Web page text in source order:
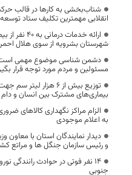
شتاب‌بخشی به کارها در قالب
انقلابی مهمترین تکلیف ستاد
ارائه خدمات
شهرستان بشرویه از سوی هلال احمر
دشمن شناسی موضوع مهمی است
مسئولین و مردم مورد توجه قرار
توزیع بیش از ۶ هزار لیتر
بیماری‌های مشترک بین انسان و
الزام مراکز نگهداری کالاهای
به اعلام موجودی
دیدار نمایندگان استان با معاون
و رئیس سازمان جنگل ها و مراتع
جنوبی